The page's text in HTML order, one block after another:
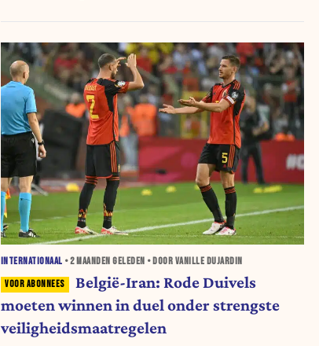
INTERNATIONAAL •2 MAANDEN GELEDEN • DOOR VANILLE DUJARDIN
België-Iran: Rode Duivels
moeten winnen in duel onder strengste
veiligheidsmaatregelen